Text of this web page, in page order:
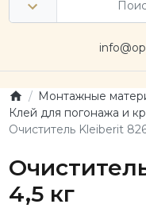
Монтажные
Клей для погонажа и
Очиститель Kleiberit
4,5 кг